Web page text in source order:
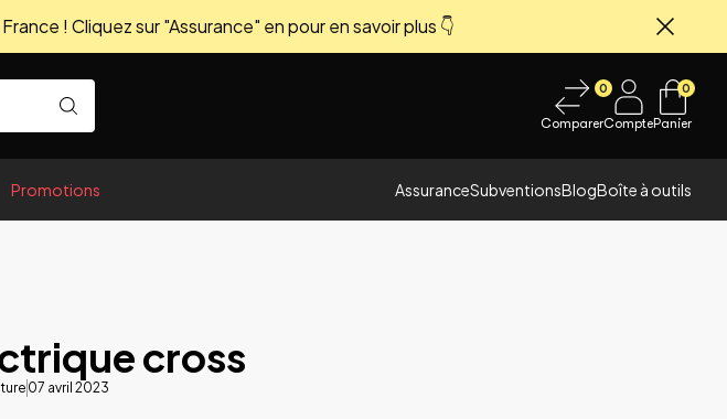
! Cliquez sur "Assurance" en pour en savoir plus 👇
0
ComparerCompte
0
Panier
Promotions AssuranceSubventionsBlogBoîte à outils
cross
07 avril 2023